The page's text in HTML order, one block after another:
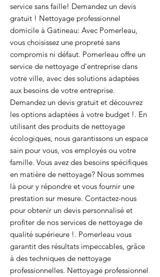
service sans faille! Demandez un devis
gratuit ! Nettoyage professionnel
domicile à Gatineau: Avec Pomerleau,
vous choisissez une propreté sans
compromis ni défaut. Pomerleau offre un
service de nettoyage d'entreprise dans
votre ville, avec des solutions adaptées
aux besoins de votre entreprise.
Demandez un devis gratuit et découvrez
les options adaptées à votre budget !. En
utilisant des produits de nettoyage
écologiques, nous garantissons un espace
sain pour vous, vos employés ou votre
famille. Vous avez des besoins spécifiques
en matière de nettoyage? Nous sommes
là pour y répondre et vous fournir une
prestation sur mesure. Contactez-nous
pour obtenir un devis personnalisé et
profiter de nos services de nettoyage de
qualité supérieure !. Pomerleau vous
garantit des résultats impeccables, grâce
à des techniques de nettoyage
professionnelles. Nettoyage professionnel